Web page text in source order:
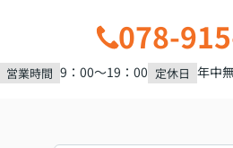
078-
営業時間 9：00～19：00 定休日 年中